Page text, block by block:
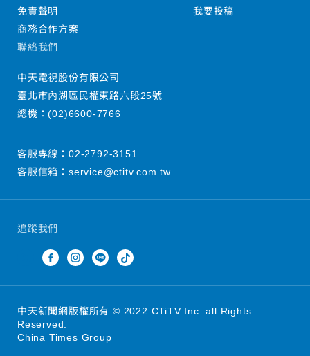
追蹤我們
免責聲明
商務合作方案
我要投稿
聯絡我們
中天電視股份有限公司
臺北市內湖區民權東路六段25號
總機：(02)6600-7766
客服專線： 02-2792-3151
客服信箱： service@ctitv.com.tw
中天新聞網版權所有 © 2022 CTiTV Inc. all Rights
Reserved.
China Times Group